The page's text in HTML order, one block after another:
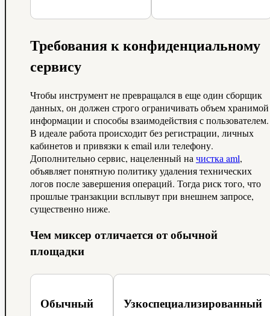
Требования к конфиденциальному
сервису
Чтобы инструмент не превращался в еще один сборщик
данных, он должен строго ограничивать объем хранимой
информации и способы взаимодействия с пользователем.
В идеале работа происходит без регистрации, личных
кабинетов и привязки к email или телефону.
Дополнительно сервис, нацеленный на чистка aml,
объявляет понятную политику удаления технических
логов после завершения операций. Тогда риск того, что
прошлые транзакции всплывут при внешнем запросе,
существенно ниже.
Чем миксер отличается от обычной
площадки
Обычный
Узкоспециализированный